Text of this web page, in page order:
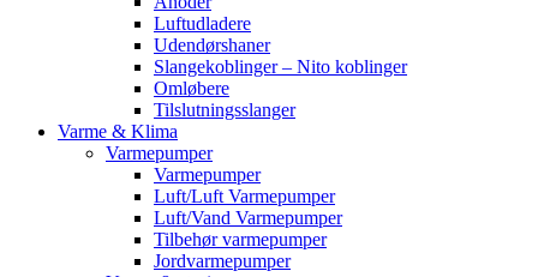
Luftudladere
Udendørshaner
Slangekoblinger – Nito koblinger
Omløbere
Tilslutningsslanger
Varme & Klima
Varmepumper
Varmepumper
Luft/Luft Varmepumper
Luft/Vand Varmepumper
Tilbehør varmepumper
Jordvarmepumper